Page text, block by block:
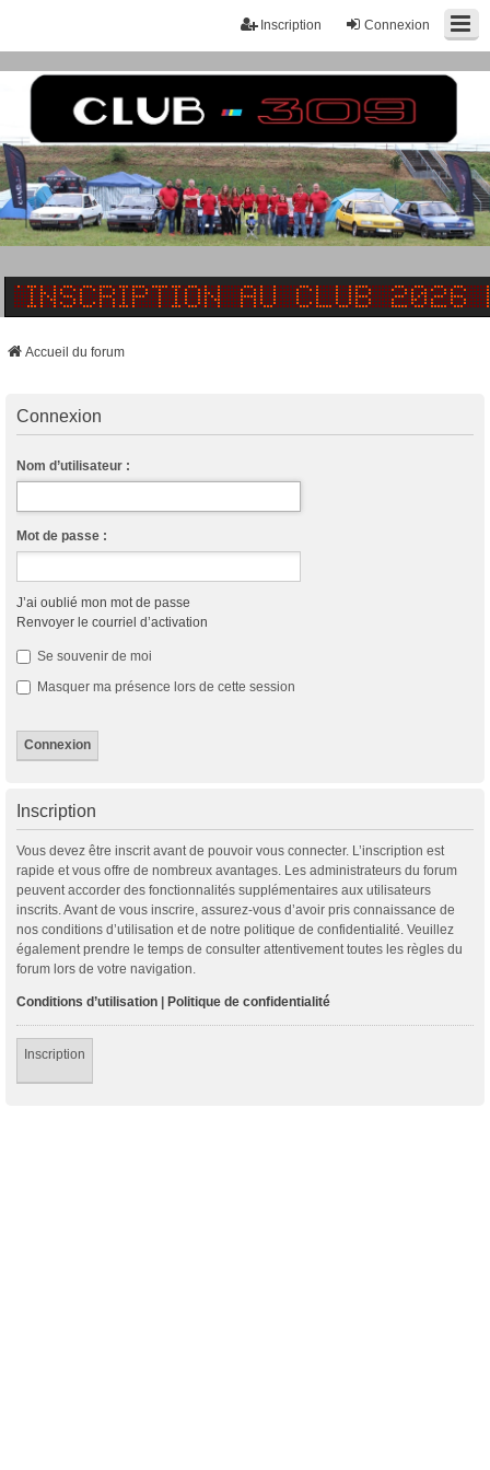
Connexion
Inscription
Accueil du forum
Connexion
Nom d’utilisateur :
Mot de passe :
J’ai oublié mon mot de passe
Renvoyer le courriel d’activation
Se souvenir de moi
Masquer ma présence lors de cette session
Inscription
Vous devez être inscrit avant de pouvoir vous connecter. L’inscription est
rapide et vous offre de nombreux avantages. Les administrateurs du forum
peuvent accorder des fonctionnalités supplémentaires aux utilisateurs
inscrits. Avant de vous inscrire, assurez-vous d’avoir pris connaissance de
nos conditions d’utilisation et de notre politique de confidentialité. Veuillez
également prendre le temps de consulter attentivement toutes les règles du
forum lors de votre navigation.
Conditions d’utilisation | Politique de confidentialité
Inscription